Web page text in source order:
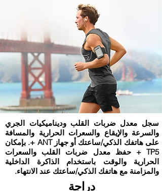
سجل معدل ضربات القلب وديناميكيات الجري
والسرعة والإيقاع والسعرات الحرارية والمسافة
على هاتفك الذكي/ساعتك أو جهاز ANT +. بإمكان
TP5 + حفظ معدل ضربات القلب والسعرات
الحرارية والوقت باستخدام الذاكرة الداخلية
والمزامنة مع هاتفك الذكي/ساعتك عند الانتهاء.
دراجة